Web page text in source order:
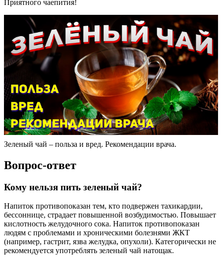
Приятного чаепития!
Зеленый чай – польза и вред. Рекомендации врача.
Вопрос-ответ
Кому нельзя пить зеленый чай?
Напиток противопоказан тем, кто подвержен тахикардии,
бессоннице, страдает повышенной возбудимостью. Повышает
кислотность желудочного сока. Напиток противопоказан
людям с проблемами и хроническими болезнями ЖКТ
(например, гастрит, язва желудка, опухоли). Категорически не
рекомендуется употреблять зеленый чай натощак.